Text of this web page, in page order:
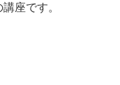
座です。